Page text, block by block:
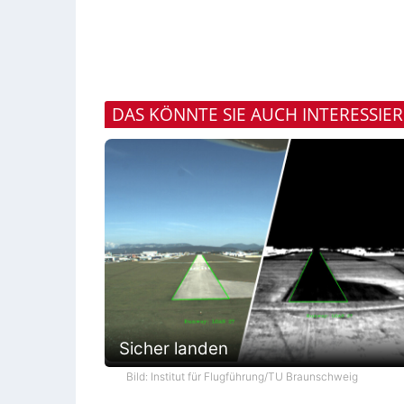
DAS KÖNNTE SIE AUCH
Sicher landen
Bild: Institut für Flugführung/TU Braunschweig